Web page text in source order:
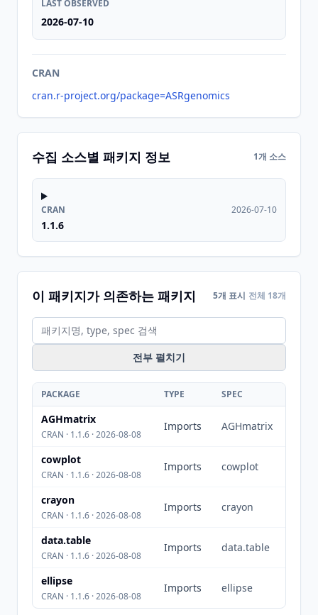
LAST OBSERVED
2026-07-10
CRAN
cran.r-project.org/package=ASRgenomics
수집 소스별 패키지 정보 1개 소스
CRAN
1.1.6
2026-07-10
이 패키지가 의존하는 패키지 5개 표시 전체 18개
전부 펼치기
PACKAGE TYPE SPEC
AGHmatrix
CRAN · 1.1.6 · 2026-08-08
Imports AGHmatrix
cowplot
CRAN · 1.1.6 · 2026-08-08
Imports cowplot
crayon
CRAN · 1.1.6 · 2026-08-08
Imports crayon
data.table
CRAN · 1.1.6 · 2026-08-08
Imports data.table
ellipse
CRAN · 1.1.6 · 2026-08-08
Imports ellipse